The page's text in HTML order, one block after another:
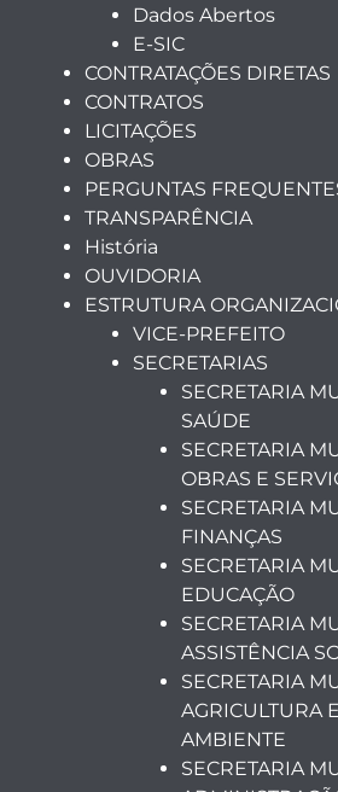
Dados Abertos
E-SIC
CONTRATAÇÕES DIRETAS
CONTRATOS
LICITAÇÕES
OBRAS
PERGUNTAS
TRANSPARÊNCIA
História
OUVIDORIA
ESTRUTURA
VICE-PREFEITO
SECRETARIAS
SECRETARIA
SAÚDE
SECRETARIA
OBRAS E
SECRETARIA
FINANÇAS
SECRETARIA
EDUCAÇÃO
SECRETARIA
ASSISTÊNCIA
SECRETARIA
AGRICULTURA
AMBIENTE
SECRETARIA